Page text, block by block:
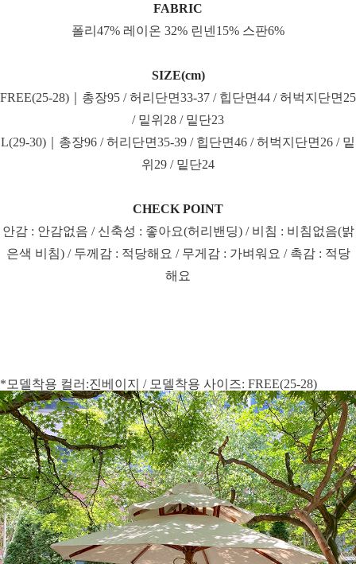
FABRIC
폴리47% 레이온 32% 린넨15% 스판6%
SIZE(cm)
FREE(25-28)｜총장95 / 허리단면33-37 / 힙단면44 / 허벅지단면25
/ 밑위28 / 밑단23
L(29-30)｜총장96 / 허리단면35-39 / 힙단면46 / 허벅지단면26 / 밑
위29 / 밑단24
CHECK POINT
안감 : 안감없음 / 신축성 : 좋아요(허리밴딩) / 비침 : 비침없음(밝
은색 비침) / 두께감 : 적당해요 / 무게감 : 가벼워요 / 촉감 : 적당
해요
*모델착용 컬러:진베이지 / 모델착용 사이즈: FREE(25-28)